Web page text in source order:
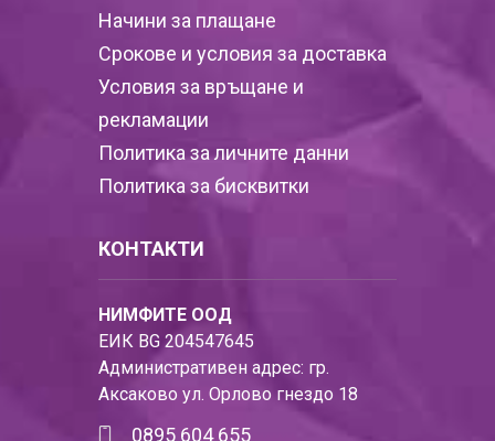
Начини за плащане
Срокове и условия за доставка
Условия за връщане и
рекламации
Политика за личните данни
Политика за бисквитки
КОНТАКТИ
НИМФИТЕ ООД
ЕИК BG 204547645
Административен адрес: гр.
Аксаково ул. Орлово гнездо 18
0895 604 655